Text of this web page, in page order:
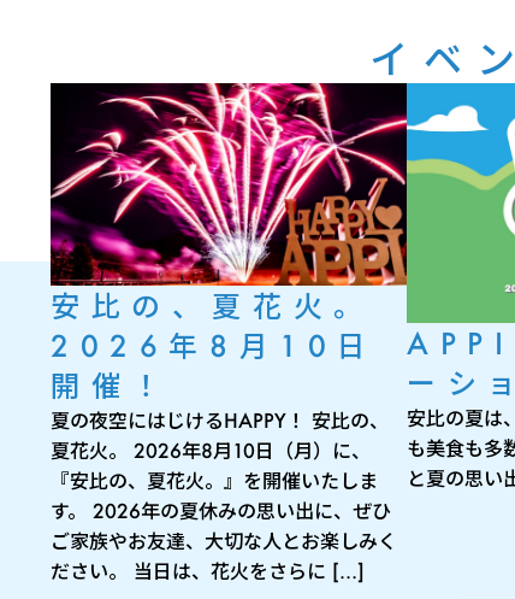
イベ
安比の、夏花火。
2026年8月10日
開催！
夏の夜空にはじけるHAPPY！ 安比の、
夏花火。 2026年8月10日（月）に、
『安比の、夏花火。』を開催いたしま
す。 2026年の夏休みの思い出に、ぜひ
ご家族やお友達、大切な人とお楽しみく
ださい。 当日は、花火をさらに […]
APPI
ーシ
安比の夏は
も美食も多
と夏の思い